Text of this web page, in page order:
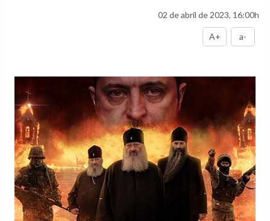
02 de abril de 2023, 16:00h
A+ a-